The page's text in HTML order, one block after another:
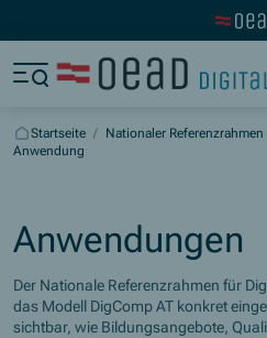
Startseite / Nationaler Referenzrahmen
Anwendung
Anwendungen
Der Nationale Referenzrahmen für
das Modell DigComp AT konkret
sichtbar, wie Bildungsangebote,